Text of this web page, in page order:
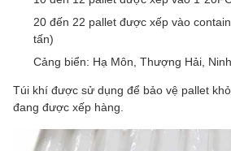
20 đến 22 pallet được xếp vào
tấn)
Cảng biển: Hạ Môn, Thượng Hải,
Túi khí được sử dụng để bảo vệ pallet
đang được xếp hàng.